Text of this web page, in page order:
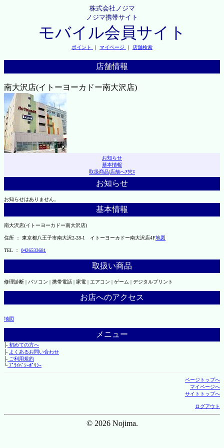
株式会社ノジマ
ノジマ携帯サイト
モバイル会員サイト
ポイント ｜ マイページ ｜ 店舗検索
店舗情報
南大沢店(イトーヨーカドー南大沢店)
お知らせ
基本情報
取扱商品|店舗へｱｸｾｽ
お知らせ
お知らせはありません。
基本情報
南大沢店(イトーヨーカドー南大沢店)
住所 ： 東京都八王子市南大沢2-28-1 イトーヨーカドー南大沢店4F地図
TEL ： 0426533681
取扱い商品
修理診断 | パソコン | 携帯電話 | 家電 | エアコン | ゲーム | デジタルプリント
お店へのアクセス
地図
メニュー
├初めての方へ
├ よくあるお問い合わせ
├ご利用規約
└ﾌﾟﾗｲﾊﾞｼｰﾎﾟﾘｼｰ
ページトップへ
マイページへ
サイトトップへ
ログアウト
© 2026 Nojima.